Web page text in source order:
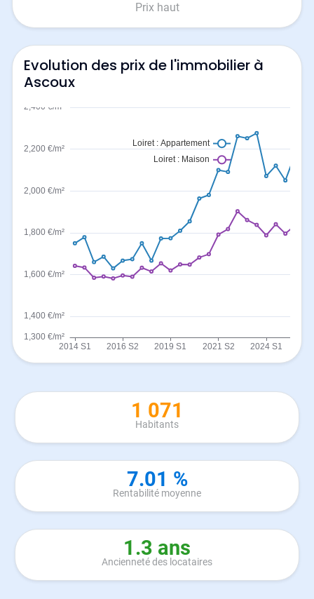
Prix haut
Evolution des prix de l'immobilier à
Ascoux
1 071
Habitants
7.01 %
Rentabilité moyenne
1.3 ans
Ancienneté des locataires